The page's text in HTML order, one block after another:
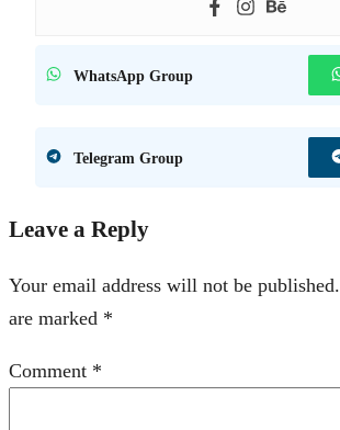
WhatsApp Group
Telegram Group
Leave a Reply
Your email address will not be published.
are marked *
Comment *